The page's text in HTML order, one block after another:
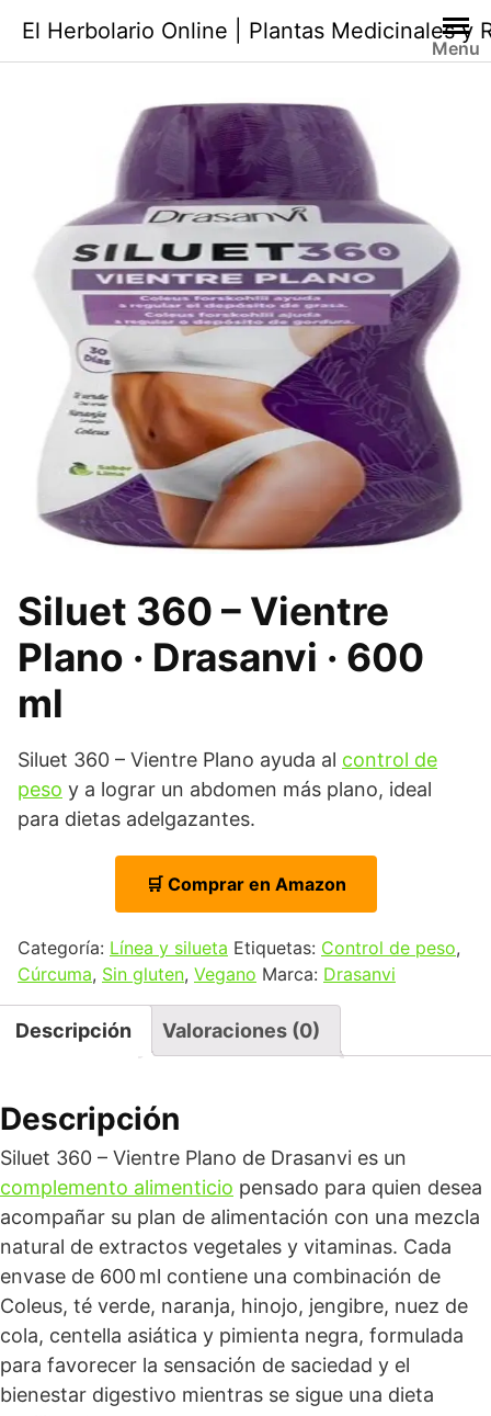
contenido
El Herbolario Online | Plantas Medicinales y
Menu
Siluet 360 – Vientre
Plano · Drasanvi · 600
ml
Siluet 360 – Vientre Plano ayuda al control de
peso y a lograr un abdomen más plano, ideal
para dietas adelgazantes.
🛒 Comprar en Amazon
Categoría: Línea y silueta Etiquetas: Control de peso,
Cúrcuma, Sin gluten, Vegano Marca: Drasanvi
Descripción Valoraciones (0)
Descripción
Siluet 360 – Vientre Plano de Drasanvi es un
complemento alimenticio pensado para quien desea
acompañar su plan de alimentación con una mezcla
natural de extractos vegetales y vitaminas. Cada
envase de 600 ml contiene una combinación de
Coleus, té verde, naranja, hinojo, jengibre, nuez de
cola, centella asiática y pimienta negra, formulada
para favorecer la sensación de saciedad y el
bienestar digestivo mientras se sigue una dieta